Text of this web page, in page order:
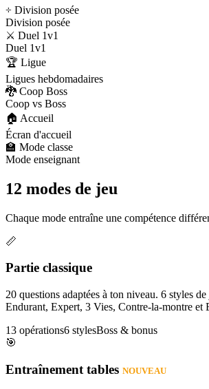
÷ Division posée
Division posée
⚔️ Duel 1v1
Duel 1v1
🏆 Ligue
Ligues hebdomadaires
🐉 Coop Boss
Coop vs Boss
🏠 Accueil
Écran d'accueil
🏫 Mode classe
Mode enseignant
12 modes de jeu
Chaque mode entraîne une compétence
📏
Partie classique
20 questions adaptées à ton niveau. 6 styles
Endurant, Expert, 3 Vies, Contre-la-montre et
13 opérations6 stylesBoss & bonus
🎯
Entraînement tables NOUVEAU